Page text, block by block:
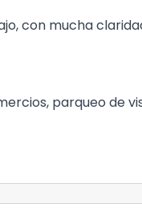
con mucha
parqueo de